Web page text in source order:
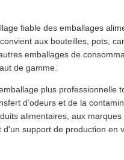
fiable des emballages
convient aux bouteilles, pots,
emballages de
de gamme.
plus professionnelle
d’odeurs et de la
alimentaires, aux
support de production en